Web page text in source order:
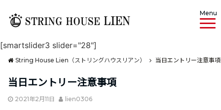
Menu
[smartslider3 slider="28"]
String House Lien（ストリングハウスリアン） 当日エントリー注意事項
当日エントリー注意事項
2021年2月11日 lien0306